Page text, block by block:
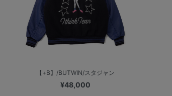
【+B】/BUTWIN/スタジャン
¥48,000